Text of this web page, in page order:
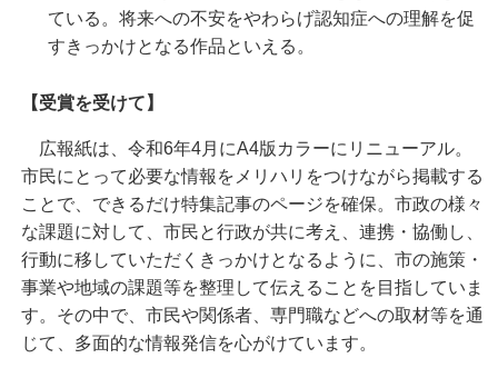
ている。将来への不安をやわらげ認知症への理解を促
すきっかけとなる作品といえる。
【受賞を受けて】
広報紙は、令和6年4月にA4版カラーにリニューアル。
市民にとって必要な情報をメリハリをつけながら掲載する
ことで、できるだけ特集記事のページを確保。市政の様々
な課題に対して、市民と行政が共に考え、連携・協働し、
行動に移していただくきっかけとなるように、市の施策・
事業や地域の課題等を整理して伝えることを目指していま
す。その中で、市民や関係者、専門職などへの取材等を通
じて、多面的な情報発信を心がけています。